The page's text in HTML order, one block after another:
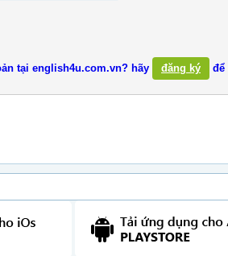
tại english4u.com.vn? hãy đăng ký để